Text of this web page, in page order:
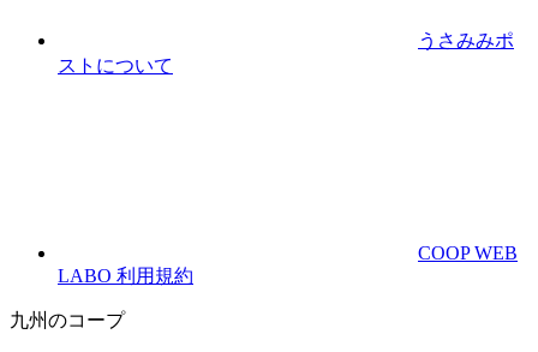
うさみみポ
ストについて
COOP WEB
LABO 利用規約
九州のコープ